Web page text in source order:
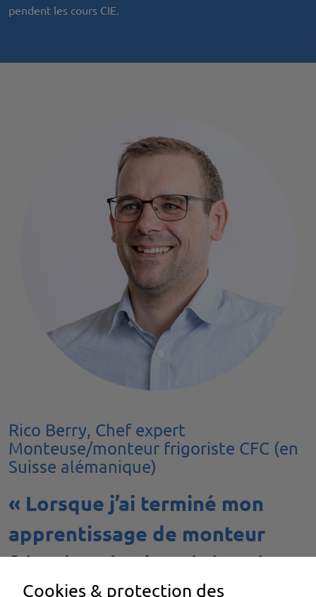
pendent les cours CIE.
Rico Berry, Chef expert
Monteuse/monteur frigoriste CFC (en
Suisse alémanique)
« Lorsque j’ai terminé mon
apprentissage de monteur
frigoriste, je n’aurais jamais
Cookies & protection des